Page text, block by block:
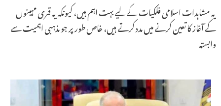
یہ مشاہدات اسلامی فلکیات کے لیے بہت اہم ہیں، کیونکہ یہ قمری مہینوں
کے آغاز کا تعین کرنے میں مدد کرتے ہیں، خاص طور پر جو مذہبی اہمیت سے
وابستہ